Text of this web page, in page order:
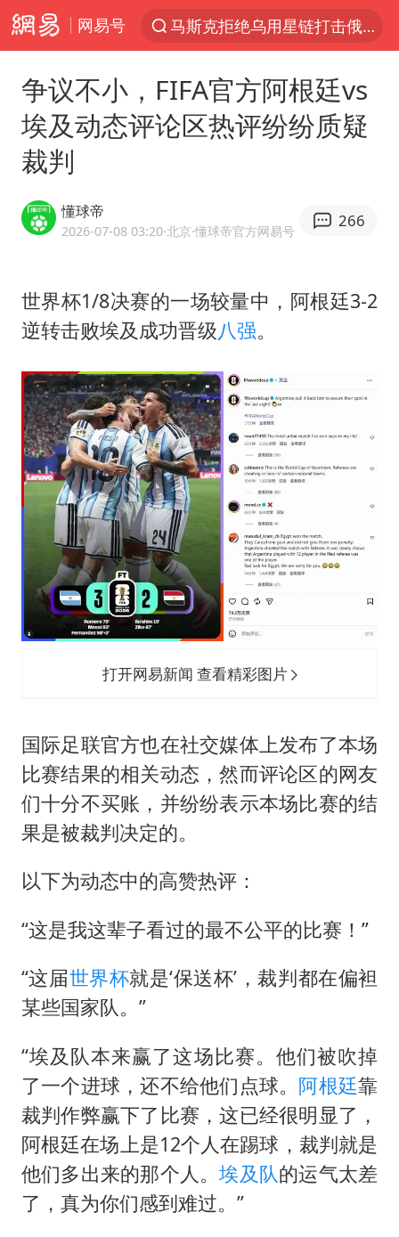
网易号
马斯克拒绝乌用星链打击俄境内目标
金饰克价一夜涨回1300元
河南重大刑事案嫌疑人落网
富婆带资进组给自己硬加60多场吻戏
梁家辉：到内地拍戏不是北上是回归
白海豚将正面袭击贯穿浙江
“不怕六爷挂得多 就怕六爷挂一颗”
牛津大学一纸声明甩不了锅
新疆景区自驾服务费改为按车收费
网传《披荆斩棘2026》名单
女主硬加吻戏短剧已下架
浙江台州《告全体市民书》
香港宏福苑火灾或由烟头引起
人民的健康、体质、幸福一脉相承
争议不小，FIFA官方阿根廷vs
埃及动态评论区热评纷纷质疑
裁判
懂球帝
2026-07-08 03:20·北京·懂球帝官方网易号
266
世界杯1/8决赛的一场较量中，阿根廷3-2
逆转击败埃及成功晋级八强。
打开网易新闻 查看精彩图片
国际足联官方也在社交媒体上发布了本场
比赛结果的相关动态，然而评论区的网友
们十分不买账，并纷纷表示本场比赛的结
果是被裁判决定的。
以下为动态中的高赞热评：
“这是我这辈子看过的最不公平的比赛！”
“这届世界杯就是‘保送杯’，裁判都在偏袒
某些国家队。”
“埃及队本来赢了这场比赛。他们被吹掉
了一个进球，还不给他们点球。 阿根廷靠
裁判作弊赢下了比赛，这已经很明显了，
阿根廷在场上是12个人在踢球，裁判就是
他们多出来的那个人。埃及队的运气太差
了，真为你们感到难过。”